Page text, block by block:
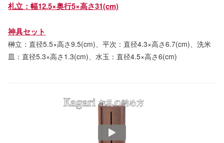
札立：幅12.5×奥行5×高さ31(cm)
神具セット
榊立：直径5.5×高さ9.5(cm)、平次：直径4.3×高さ6.7(cm)、洗米
皿：直径5.3×高さ1.3(cm)、水玉：直径4.5×高さ6(cm)